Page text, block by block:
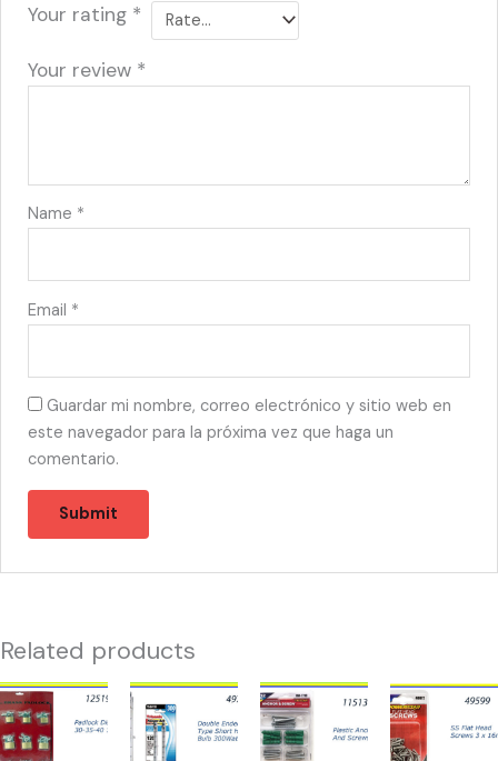
Your rating *
Your review *
Name *
Email *
Guardar mi nombre, correo electrónico y sitio web en
este navegador para la próxima vez que haga un
comentario.
Related products
12519
-
CANDADO
49734
-
BOMBILLAS
11513
-
HW-
49599
-
HW-